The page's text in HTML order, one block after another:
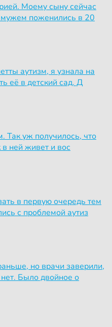
Моему сыну сейчас
поженились в 20
аутизм, я узнала на
её в детский сад. Д
Так уж получилось, что
в ней живет и вос
в первую очередь тем
с проблемой аутиз
но врачи заверили,
Было двойное о